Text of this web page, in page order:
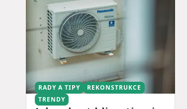
RADY A TIPY
REKONSTRUKCE
TRENDY